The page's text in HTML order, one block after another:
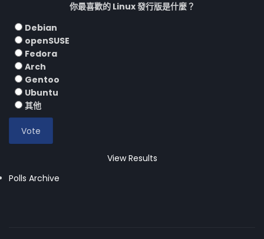
你最喜歡的 Linux 發行版是什麼？
Debian
openSUSE
Fedora
Arch
Gentoo
Ubuntu
其他
View Results
Polls Archive